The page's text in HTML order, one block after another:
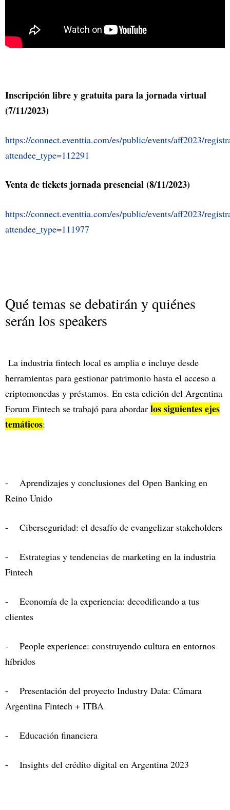
Inscripción libre y gratuita para la jornada virtual
(7/11/2023)
https://connect.eventtia.com/es/public/events/aff2023/
attendee_type=112291
Venta de tickets jornada presencial (8/11/2023)
https://connect.eventtia.com/es/public/events/aff2023/
attendee_type=111977
Qué temas se debatirán y quiénes
serán los speakers
La industria fintech local es amplia e incluye desde
herramientas para gestionar patrimonio hasta el acceso a
criptomonedas y préstamos. En esta edición del Argentina
Forum Fintech se trabajó para abordar los siguientes ejes
temáticos:
- Aprendizajes y conclusiones del Open Banking en
Reino Unido
- Ciberseguridad: el desafío de evangelizar stakeholders
- Estrategias y tendencias de marketing en la industria
Fintech
- Economía de la experiencia: decodificando a tus
clientes
- People experience: construyendo cultura en entornos
híbridos
- Presentación del proyecto Industry Data: Cámara
Argentina Fintech + ITBA
- Educación financiera
- Insights del crédito digital en Argentina 2023